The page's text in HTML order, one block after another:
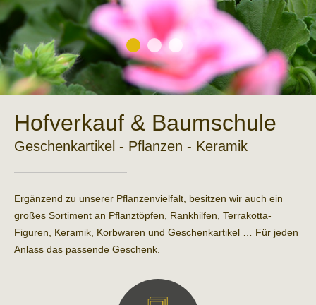
Hof­verkauf & Baum­schule
Geschenk­artikel - Pflanzen - Keramik
Ergänzend zu unserer Pflanzenvielfalt, besitzen wir auch ein
großes Sortiment an Pflanztöpfen, Rankhilfen, Terrakotta-
Figuren, Keramik, Korbwaren und Geschenkartikel … Für jeden
Anlass das passende Geschenk.